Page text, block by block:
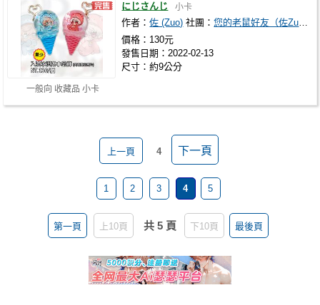
一般向 收藏品 小卡
にじさんじ 小卡
作者：佐 (Zuo) 社團：您的老鼠好友（佐Zuo）
價格：130元
發售日期：2022-02-13
尺寸：約9公分
上一頁 4 下一頁
1 2 3 4 5
第一頁 上10頁 共 5 頁 下10頁 最後頁